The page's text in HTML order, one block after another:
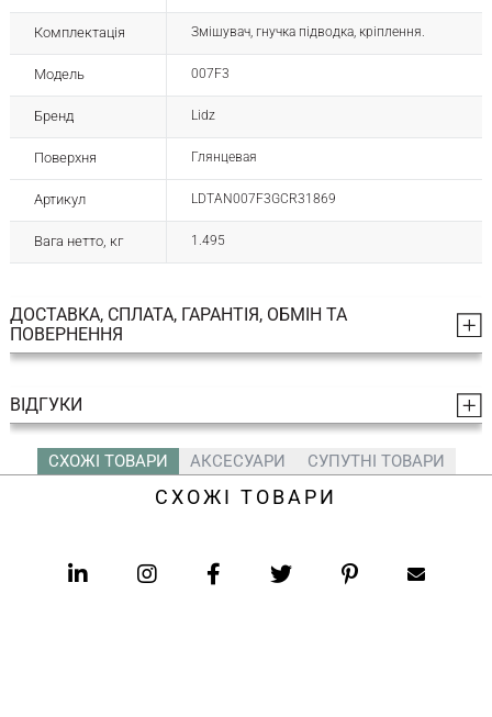
Комплектація Змішувач, гнучка підводка, кріплення.
Модель 007F3
Бренд Lidz
Поверхня Глянцевая
Артикул LDTAN007F3GCR31869
Вага нетто, кг 1.495
ДОСТАВКА, СПЛАТА, ГАРАНТІЯ, ОБМІН ТА
ПОВЕРНЕННЯ
ВІДГУКИ
СХОЖІ ТОВАРИ АКСЕСУАРИ СУПУТНІ ТОВАРИ
СХОЖІ ТОВАРИ